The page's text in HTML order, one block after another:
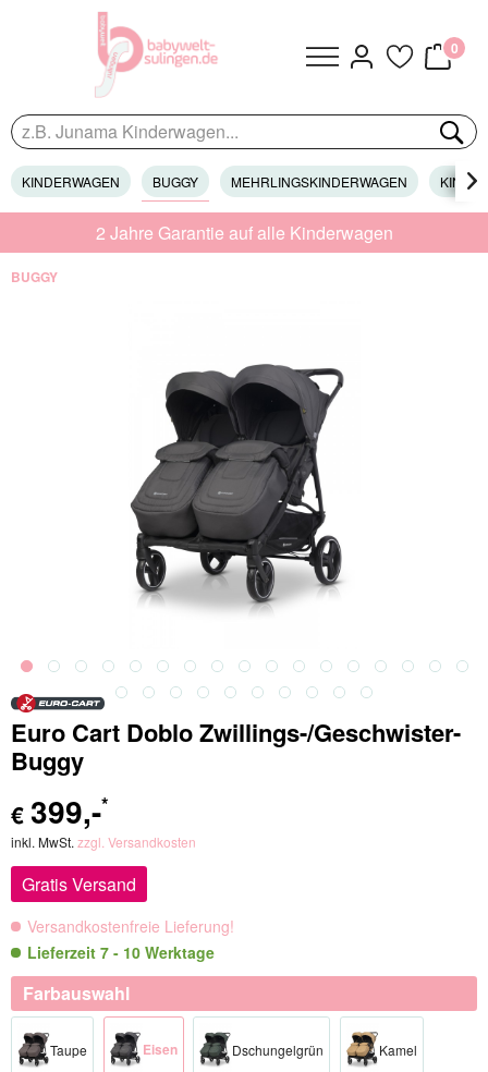
0
KINDERWAGEN BUGGY MEHRLINGSKINDERWAGEN 
2 Jahre Garantie auf alle Kinderwagen
BUGGY
Euro Cart Doblo Zwillings-/Geschwister-
Buggy
€ 399,-*
inkl. MwSt. zzgl. Versandkosten
Gratis Versand
Versandkostenfreie Lieferung!
Lieferzeit 7 - 10 Werktage
Farbauswahl
Taupe Eisen Dschungelgrün Kamel